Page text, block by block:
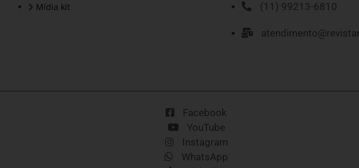
Mídia kit (11) 99213-6810
Facebook
YouTube
Instagram
WhatsApp